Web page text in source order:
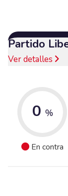
Partido
Ver detalles
0 %
En contra